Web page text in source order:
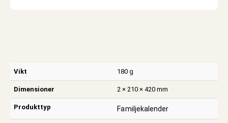
Vikt 180 g
Dimensioner 2 × 210 × 420 mm
Produkttyp Familjekalender